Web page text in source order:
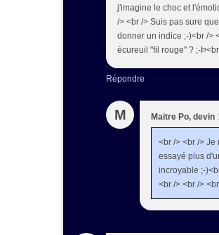
j'imagine le choc et
/> <br /> Suis pas sure
donner un indice ;-)<br />
écureuil "fil rouge" ? ;-
Répondre
M Maitre Po, devin
<br /> <br />
essayé plus
incroyable ;-
<br /> <br />